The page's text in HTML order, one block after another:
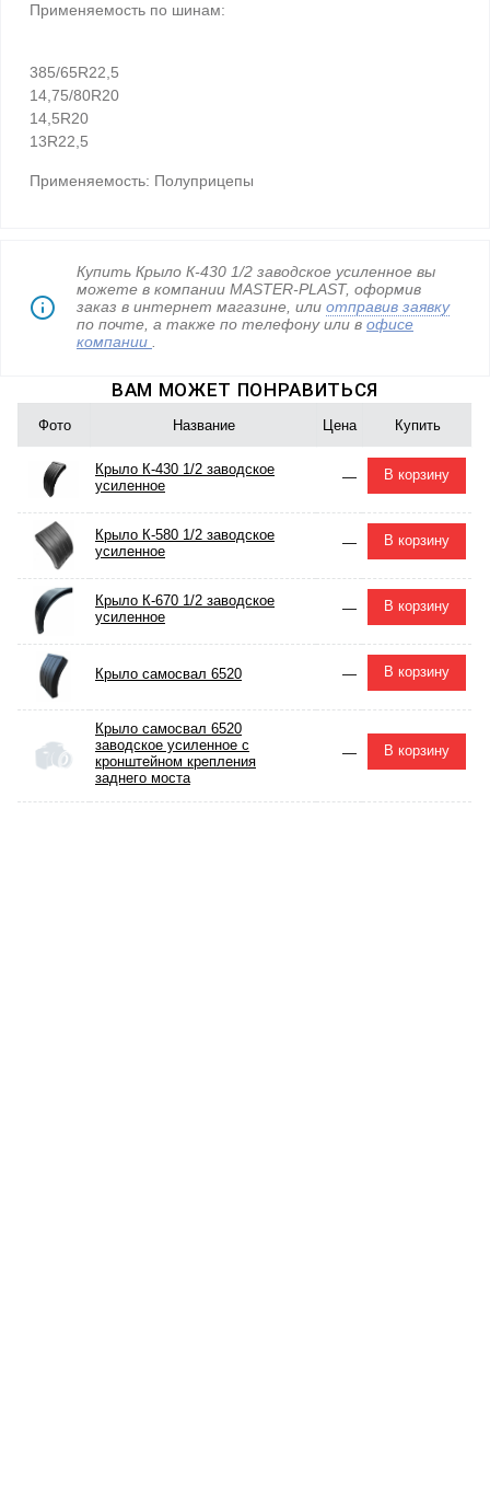
Применяемость по шинам:
385/65R22,5
14,75/80R20
14,5R20
13R22,5
Применяемость: Полуприцепы
Купить Крыло К-430 1/2 заводское усиленное вы
можете в компании MASTER-PLAST, оформив
заказ в интернет магазине, или отправив заявку
по почте, а также по телефонуили в офисе
компании
ВАМ МОЖЕТ ПОНРАВИТЬСЯ
Фото Название Цена Купить
Крыло К-430 1/2 заводское
усиленное
— В корзину
Крыло К-580 1/2 заводское
усиленное
— В корзину
Крыло К-670 1/2 заводское
усиленное
— В корзину
Крыло самосвал 6520 — В корзину
Крыло самосвал 6520
заводское усиленное с
кронштейном крепления
заднего моста
— В корзину